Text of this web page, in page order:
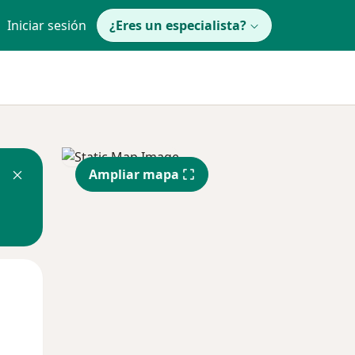
Iniciar sesión ¿Eres un especialista?
Ampliar mapa